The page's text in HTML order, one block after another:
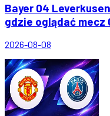
Bayer 04
gdzie oglądać mecz
2026-08-08